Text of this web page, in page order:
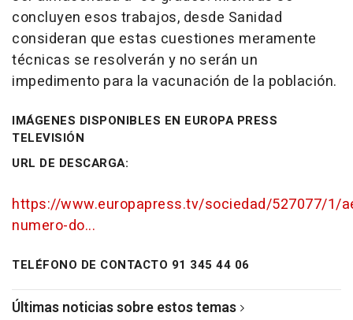
concluyen esos trabajos, desde Sanidad
consideran que estas cuestiones meramente
técnicas se resolverán y no serán un
impedimento para la vacunación de la población.
IMÁGENES DISPONIBLES EN EUROPA PRESS
TELEVISIÓN
URL DE DESCARGA:
https://www.europapress.tv/sociedad/527077/1/
numero-do...
TELÉFONO DE CONTACTO 91 345 44 06
Últimas noticias sobre estos temas